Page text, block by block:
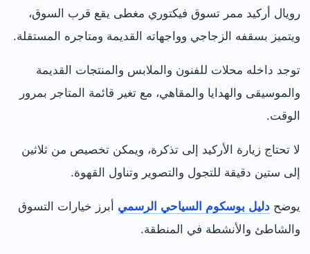
رويال أركيد ممر تسوق فيكتوري مغطى يقع قرب السوق،
ويتميز بسقفه الزجاجي وواجهاته القديمة ومتاجره المستقلة.
توجد داخله محلات للفنون والملابس والمنتجات القديمة
والموسيقى والهدايا والمقاهي، مع تغير قائمة المتاجر بمرور
الوقت.
لا تحتاج زيارة الأركيد إلى تذكرة، ويمكن تخصيص من ثلاثين
إلى ستين دقيقة للتجول والتصوير وتناول القهوة.
يوضح دليل بوسكوم السياحي الرسمي أبرز خيارات التسوق
والشاطئ والأنشطة في المنطقة.